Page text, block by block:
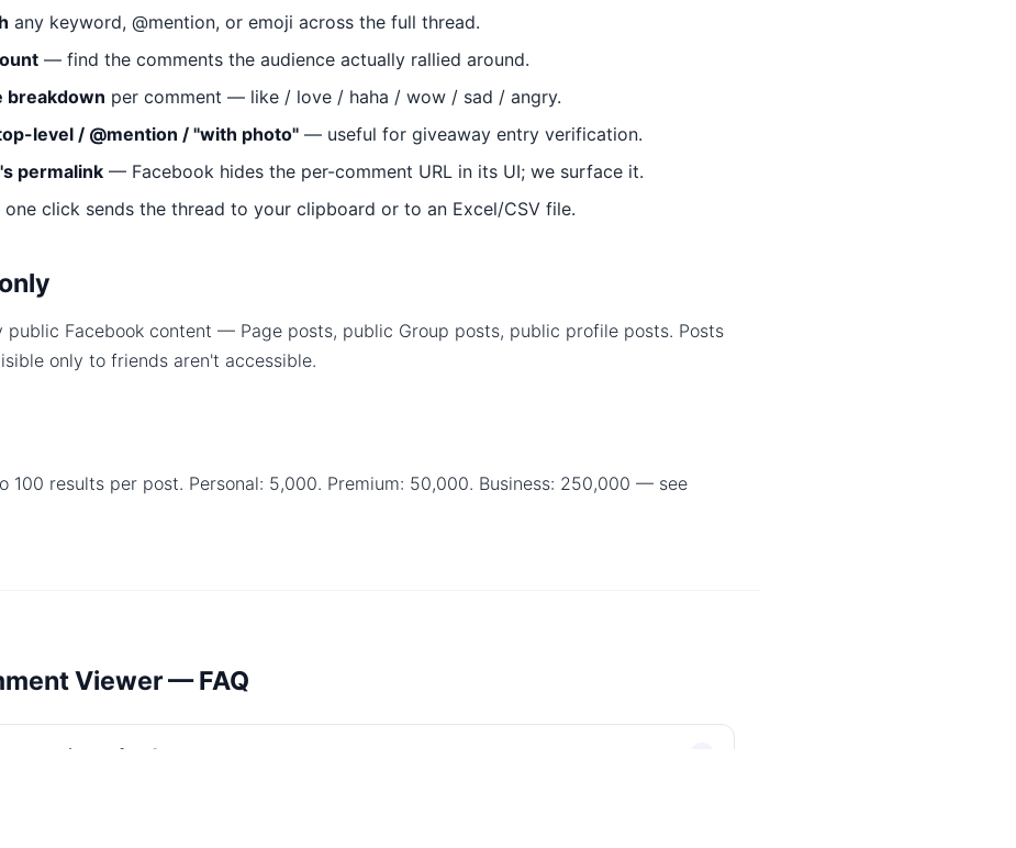
any keyword, @mention, or emoji across the full thread.
— find the comments the audience actually rallied around.
breakdown per comment — like / love / haha / wow / sad / angry.
level / @mention / "with photo" — useful for giveaway entry verification.
permalink — Facebook hides the per-comment URL in its UI; we surface it.
click sends the thread to your clipboard or to an Excel/CSV file.
public Facebook content — Page posts, public Group posts, public profile posts. Posts
only to friends aren't accessible.
100 results per post. Personal: 5,000. Premium: 50,000. Business: 250,000 — see
Viewer — FAQ
viewer free?